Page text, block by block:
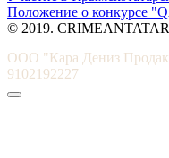
Положение о конкурсе
© 2019.
ООО "Кара Дениз
9102192227